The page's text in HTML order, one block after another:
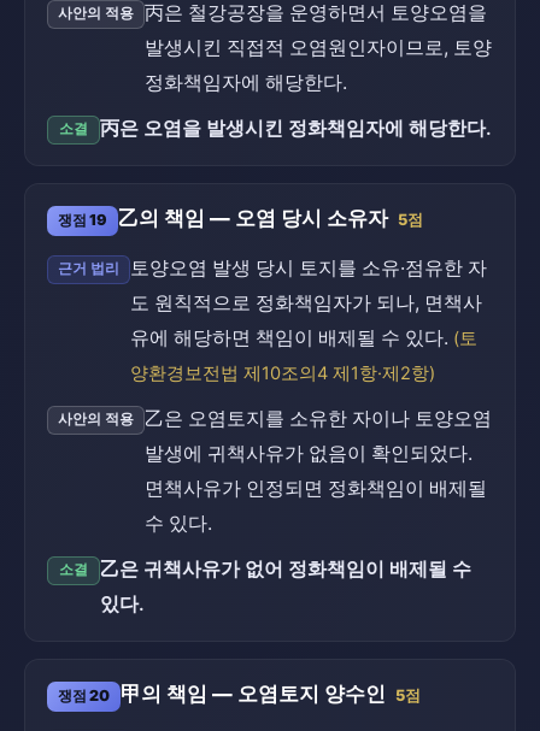
사안의 적용
丙은 철강공장을 운영하면서 토양오염을
발생시킨 직접적 오염원인자이므로, 토양
정화책임자에 해당한다.
소결 丙은 오염을 발생시킨 정화책임자에 해당한다.
쟁점 19 乙의 책임 — 오염 당시 소유자 5점
근거 법리
토양오염 발생 당시 토지를 소유·점유한 자
도 원칙적으로 정화책임자가 되나, 면책사
유에 해당하면 책임이 배제될 수 있다. (토
양환경보전법 제10조의4 제1항·제2항)
사안의 적용
乙은 오염토지를 소유한 자이나 토양오염
발생에 귀책사유가 없음이 확인되었다.
면책사유가 인정되면 정화책임이 배제될
수 있다.
소결
乙은 귀책사유가 없어 정화책임이 배제될 수
있다.
쟁점 20 甲의 책임 — 오염토지 양수인 5점